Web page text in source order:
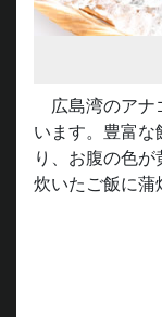
広島湾のア
います。豊富
り、お腹の色
炊いたご飯に蒲